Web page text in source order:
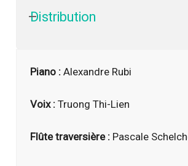
Distribution
Piano : Alexandre Rubi
Voix : Truong Thi-Lien
Flûte traversière : Pascale